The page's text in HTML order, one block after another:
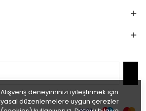
Alışveriş deneyiminizi iyileştirmek için
yasal düzenlemelere uygun çerezler